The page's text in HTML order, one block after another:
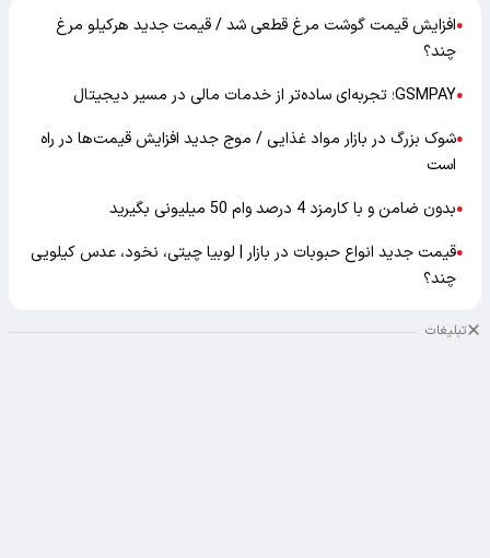
●افزایش قیمت گوشت مرغ قطعی شد / قیمت جدید هرکیلو مرغ
چند؟
●GSMPAY؛ تجربه‌ای ساده‌تر از خدمات مالی در مسیر دیجیتال
●شوک بزرگ در بازار مواد غذایی / موج جدید افزایش قیمت‌ها در راه
است
●بدون ضامن و با کارمزد 4 درصد وام 50 میلیونی بگیرید
●قیمت جدید انواع حبوبات در بازار | لوبیا چیتی، نخود، عدس کیلویی
چند؟
تبلیغات